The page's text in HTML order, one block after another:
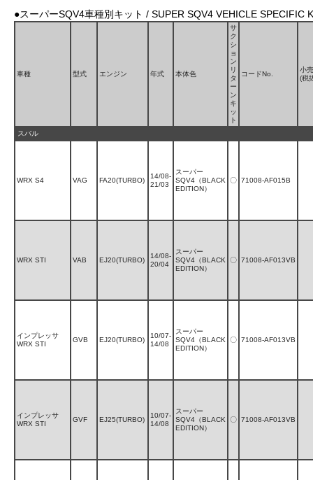
●スーパーSQV4車種別キット / SUPER SQV4 VEHICLE SPECIFIC
車種 型式 エンジン 年式 本体色
サ
ク
シ
ョ
ン
リ
タ
ー
ン
キ
ッ
ト
コードNo.
小
(税
スバル
WRX S4 VAG FA20(TURBO)
14/08-
21/03
スーパー
SQV4（BLACK
EDITION）
〇 71008-AF015B
WRX STI VAB EJ20(TURBO)
14/08-
20/04
スーパー
SQV4（BLACK
EDITION）
〇 71008-AF013VB
インプレッサ
WRX STI
GVB EJ20(TURBO)
10/07-
14/08
スーパー
SQV4（BLACK
EDITION）
〇 71008-AF013VB
インプレッサ
WRX STI
GVF EJ25(TURBO)
10/07-
14/08
スーパー
SQV4（BLACK
EDITION）
〇 71008-AF013VB